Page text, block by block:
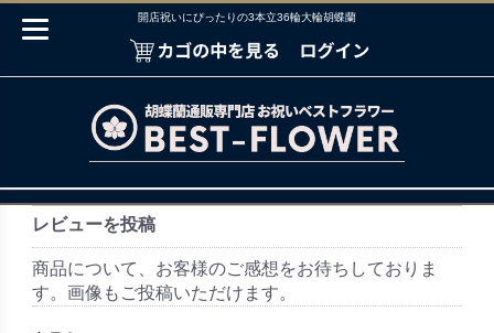
開店祝いにぴったりの3本立36輪大輪胡蝶蘭
レビューを投稿
商品について、お客様のご感想をお待ちしておりま
す。画像もご投稿いただけます。